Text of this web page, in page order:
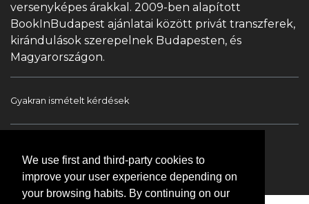
We use first and third-party cookies to
improve your user experience depending on
your browsing habits. By continuing on our
versenyképes árakkal. 2009-ben alapított
BookInBudapest ajánlatai között privát transzferek,
kirándulások szerepelnek Budapesten, és
Magyarországon.
Gyakran ismételt kérdések
Túrák & Kirándulások Transzfer Kapcsolat